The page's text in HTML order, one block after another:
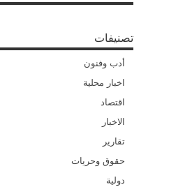
تصنيفات
أدب وفنون
اخبار محلية
اقتصاد
الاخبار
تقارير
حقوق وحريات
دولية